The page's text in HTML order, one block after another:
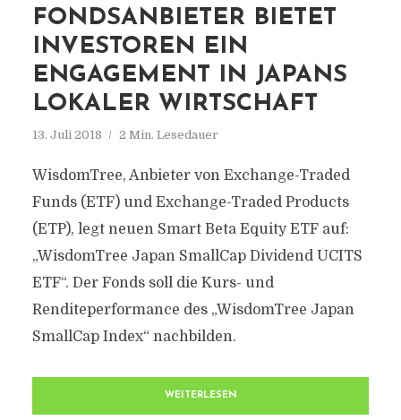
FONDSANBIETER BIETET
INVESTOREN EIN
ENGAGEMENT IN JAPANS
LOKALER WIRTSCHAFT
13. Juli 2018 2 Min. Lesedauer
WisdomTree, Anbieter von Exchange-Traded
Funds (ETF) und Exchange-Traded Products
(ETP), legt neuen Smart Beta Equity ETF auf:
„WisdomTree Japan SmallCap Dividend UCITS
ETF“. Der Fonds soll die Kurs- und
Renditeperformance des „WisdomTree Japan
SmallCap Index“ nachbilden.
WEITERLESEN